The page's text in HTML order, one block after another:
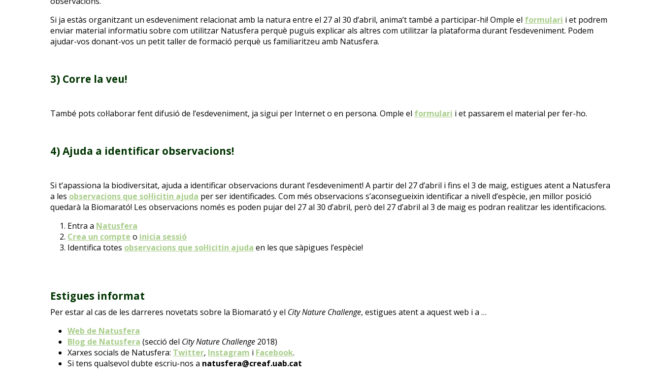
Si ja estàs organitzant un esdeveniment relacionat amb la natura entre el 27 al 30 d’abril, anima’ttambé a participar-hi! Omple el formulari i et podrem
enviar material informatiu sobre com utilitzar Natusfera perquè puguis explicar als altres com utilitzar la plataforma durant l’esdeveniment. Podem
ajudar-vos donant-vos un petit tallerde formació perquè us familiaritzeu amb Natusfera.
3) Corre la veu!
També pots col·laborar fent difusió de l’esdeveniment, ja sigui per Internet o en persona. Omple el formulari i et passarem el material per fer-ho.
4) Ajuda a identificar observacions!
Si t’apassiona la biodiversitat, ajuda a identificar observacions durant l’esdeveniment! A partir del 27 d’abril i fins el 3 de maig, estigues atent a Natusfera
a les observacions que sol·licitin ajuda per ser identificades. Com més observacions s’aconsegueixin identificar a nivell d’espècie, ¡en millor posició
quedarà la Biomarató! Les observacions només es poden pujar del 27 al 30 d’abril, però del 27 d’abril al 3 de maig es podran realitzar les identificacions.
Entraa Natusfera
Crea un compte o inicia sessió
Identifica totes observacions que sol·licitin ajuda en les que sàpigues l’espècie!
Estigues informat
Per estar al cas de les darreres novetats sobre la Biomarató y el City Nature Challenge, estigues atent a aquest web i a …
Web de Natusfera
Blog de Natusfera (secció del City Nature Challenge 2018)
Xarxes socials de Natusfera: Twitter, Instagram i Facebook.
Si tens qualsevol dubte escriu-nos a natusfera@creaf.uab.cat